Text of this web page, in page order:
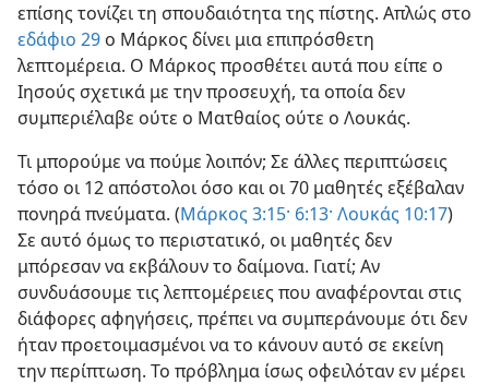
επίσης τονίζει τη σπουδαιότητα της πίστης. Απλώς στο
εδάφιο 29 ο Μάρκος δίνει μια επιπρόσθετη
λεπτομέρεια. Ο Μάρκος προσθέτει αυτά που είπε ο
Ιησούς σχετικά με την προσευχή, τα οποία δεν
συμπεριέλαβε ούτε ο Ματθαίος ούτε ο Λουκάς.
Τι μπορούμε να πούμε λοιπόν; Σε άλλες περιπτώσεις
τόσο οι 12 απόστολοι όσο και οι 70 μαθητές εξέβαλαν
πονηρά πνεύματα. (Μάρκος 3:15· 6:13· Λουκάς 10:17)
Σε αυτό όμως το περιστατικό, οι μαθητές δεν
μπόρεσαν να εκβάλουν το δαίμονα. Γιατί; Αν
συνδυάσουμε τις λεπτομέρειες που αναφέρονται στις
διάφορες αφηγήσεις, πρέπει να συμπεράνουμε ότι δεν
ήταν προετοιμασμένοι να το κάνουν αυτό σε εκείνη
την περίπτωση. Το πρόβλημα ίσως οφειλόταν εν μέρει